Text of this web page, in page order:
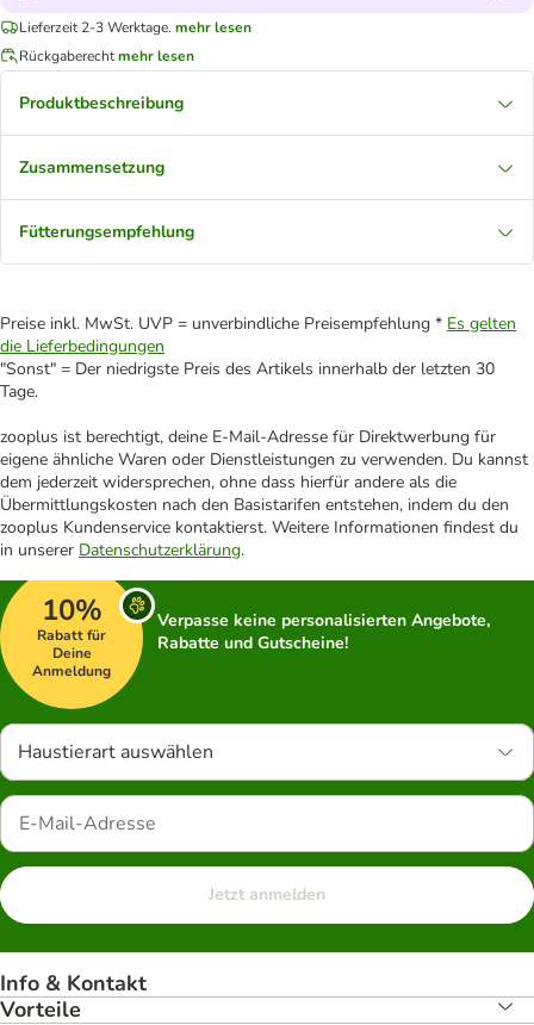
Lieferzeit 2-3 Werktage. mehr lesen
Rückgaberechtmehr lesen
Produktbeschreibung
Zusammensetzung
Fütterungsempfehlung
Preise inkl. MwSt. UVP = unverbindliche Preisempfehlung * Es gelten
die Lieferbedingungen
"Sonst" = Der niedrigste Preis des Artikels innerhalb der letzten 30
Tage.
zooplus ist berechtigt, deine E-Mail-Adresse für Direktwerbung für
eigene ähnliche Waren oder Dienstleistungen zu verwenden. Du kannst
dem jederzeit widersprechen, ohne dass hierfür andere als die
Übermittlungskosten nach den Basistarifen entstehen, indem du den
zooplus Kundenservice kontaktierst. Weitere Informationen findest du
in unserer Datenschutzerklärung.
10%
Rabatt für
Deine
Anmeldung
Verpasse keine personalisierten Angebote,
Rabatte und Gutscheine!
Haustierart auswählen
Jetzt anmelden
Info & Kontakt
Vorteile